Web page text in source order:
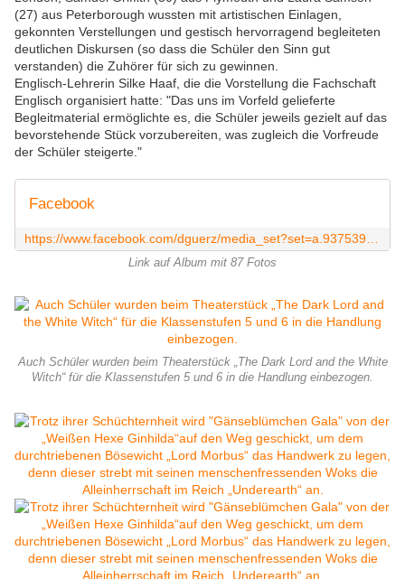
(27) aus Peterborough wussten mit artistischen Einlagen,
gekonnten Verstellungen und gestisch hervorragend begleiteten
deutlichen Diskursen (so dass die Schüler den Sinn gut
verstanden) die Zuhörer für sich zu gewinnen.
Englisch-Lehrerin Silke Haaf, die die Vorstellung die Fachschaft
Englisch organisiert hatte: "Das uns im Vorfeld gelieferte
Begleitmaterial ermöglichte es, die Schüler jeweils gezielt auf das
bevorstehende Stück vorzubereiten, was zugleich die Vorfreude
der Schüler steigerte."
Facebook
Link auf Album mit 87 Fotos
Auch Schüler wurden beim Theaterstück „The Dark Lord and the White
Witch“ für die Klassenstufen 5 und 6 in die Handlung einbezogen.